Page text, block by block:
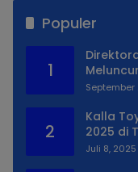
Populer
1
September
2
Kalla
2025 di
Spesial
Juli 8, 2025